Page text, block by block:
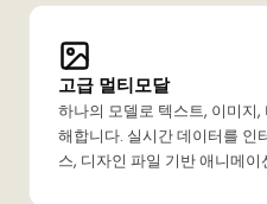
고급 멀티모달
하나의 모델로 텍스트, 이미지,
해합니다. 실시간 데이터를 인
스, 디자인 파일 기반 애니메